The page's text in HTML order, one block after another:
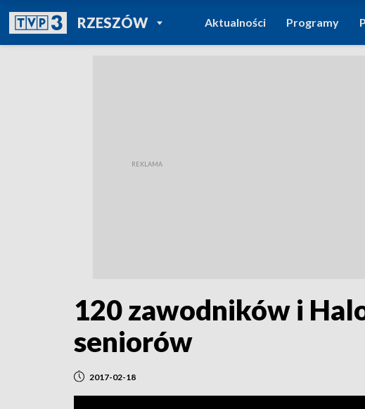
RZESZÓWPOWRÓT DO
TVP REGIONY
Aktualności Programy
120 zawodników i
seniorów
2017-02-18